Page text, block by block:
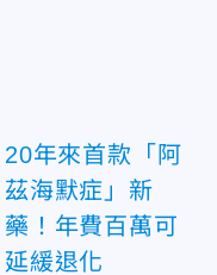
20年來首款「阿
茲海默症」新
藥！年費百萬可
延緩退化